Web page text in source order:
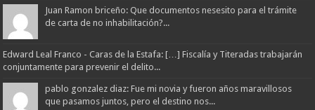
Juan Ramon briceño: Que documentos nesesito para el trámite
de carta de no inhabilitación?...
Edward Leal Franco - Caras de la Estafa: […] Fiscalía y Titeradas trabajarán
conjuntamente para prevenir el delito...
pablo gonzalez diaz: Fue mi novia y fueron años maravillosos
que pasamos juntos, pero el destino nos...